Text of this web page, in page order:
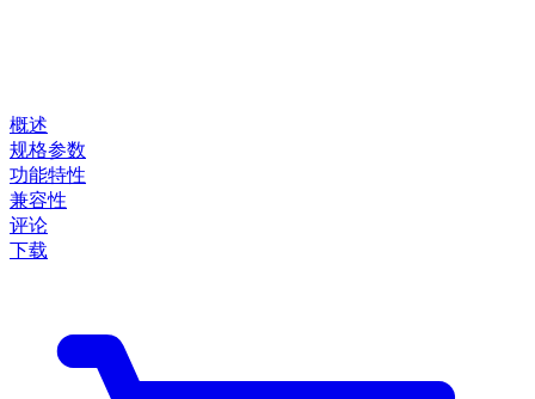
概述
规格参数
功能特性
兼容性
评论
下载